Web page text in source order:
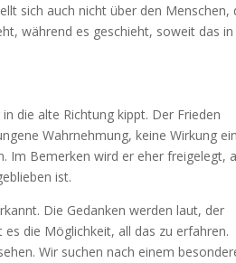
sich auch nicht über den Menschen,
während es geschieht, soweit das in
die alte Richtung kippt. Der Frieden
Wahrnehmung, keine Wirkung
Im Bemerken wird er eher freigelegt,
ist.
Die Gedanken werden laut, der
die Möglichkeit, all das zu erfahren.
Wir suchen nach einem